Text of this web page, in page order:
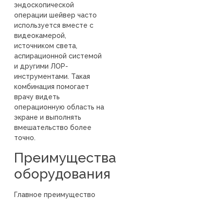
эндоскопической
операции шейвер часто
используется вместе с
видеокамерой,
источником света,
аспирационной системой
и другими ЛОР-
инструментами. Такая
комбинация помогает
врачу видеть
операционную область на
экране и выполнять
вмешательство более
точно.
Преимущества
оборудования
Главное преимущество